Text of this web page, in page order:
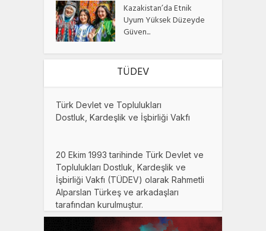
Kazakistan’da Etnik
Uyum Yüksek Düzeyde
Güven...
TÜDEV
Türk Devlet ve Toplulukları
Dostluk, Kardeşlik ve İşbirliği Vakfı
20 Ekim 1993 tarihinde Türk Devlet ve
Toplulukları Dostluk, Kardeşlik ve
İşbirliği Vakfı (TÜDEV) olarak Rahmetli
Alparslan Türkeş ve arkadaşları
tarafından kurulmuştur.